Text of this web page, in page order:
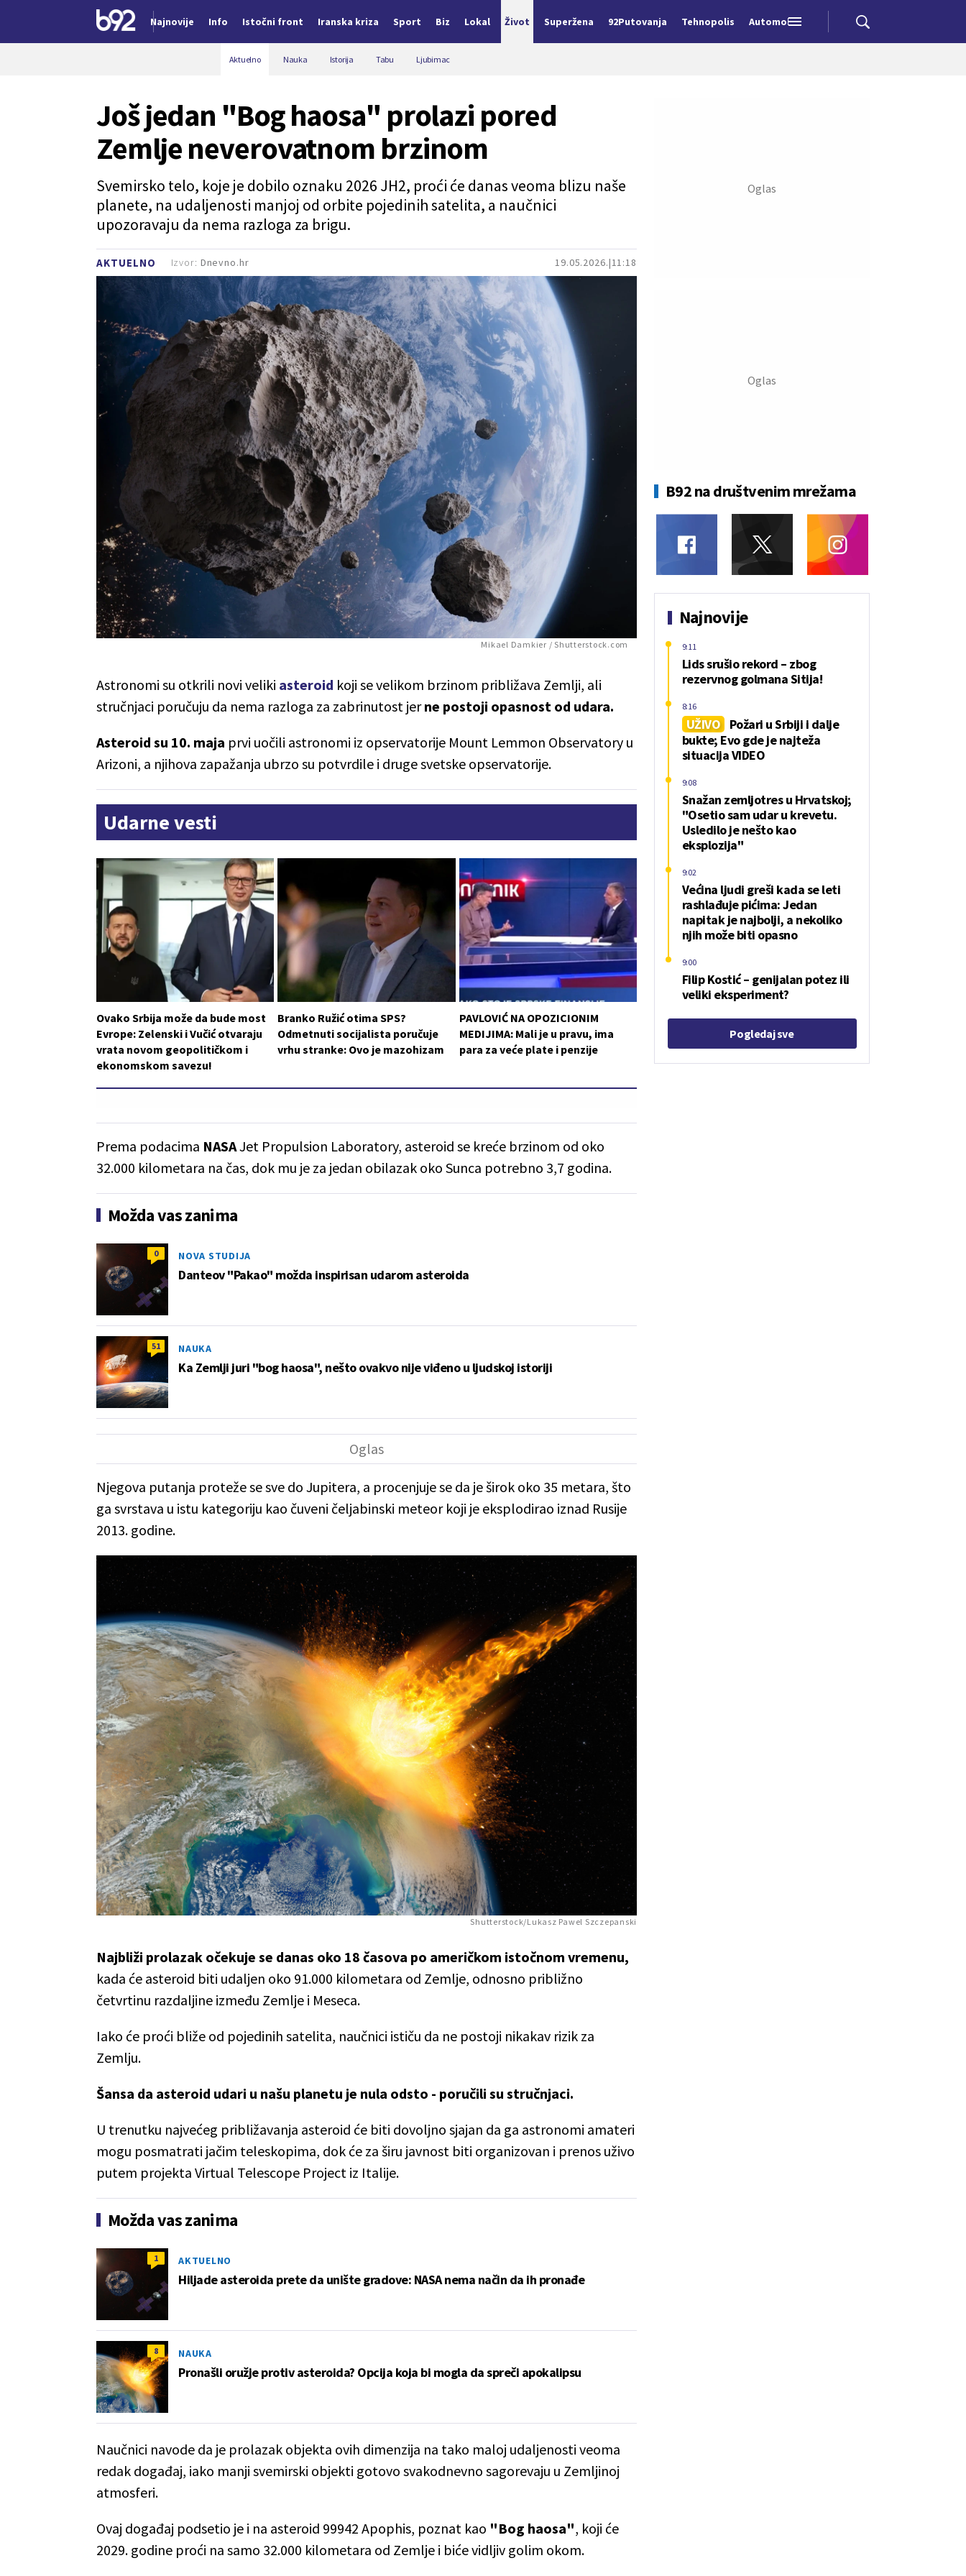
Najnovije Info Istočni front Iranska kriza Sport Biz Lokal Život Superžena 92Putovanja Tehnopolis Automobili
Aktuelno Nauka Istorija Tabu Ljubimac
AKTUELNO 19.05.2026. 11:18
Još jedan "Bog haosa" prolazi pored
Zemlje neverovatnom brzinom
Svemirsko telo, koje je dobilo oznaku 2026 JH2, proći će danas veoma blizu naše
planete, na udaljenosti manjoj od orbite pojedinih satelita, a naučnici
upozoravaju da nema razloga za brigu.
Izvor: Dnevno.hr
Mikael Damkier / Shutterstock.com
Astronomi su otkrili novi veliki asteroid koji se velikom brzinom približava Zemlji, ali
stručnjaci poručuju da nema razloga za zabrinutost jerne postoji opasnost od udara.
Asteroid su 10. maja prvi uočili astronomi iz opservatorije Mount Lemmon Observatory u
Arizoni, a njihova zapažanja ubrzo su potvrdile i druge svetske opservatorije.
Udarne vesti
Ovako Srbija može da bude most
Evrope: Zelenski i Vučić otvaraju
vrata novom geopolitičkom i
ekonomskom savezu!
Branko Ružić otima SPS?
Odmetnuti socijalista poručuje
vrhu stranke: Ovo je mazohizam
PAVLOVIĆ NA OPOZICIONIM
MEDIJIMA: Mali je u pravu, ima
para za veće plate i penzije
Prema podacima NASAJet Propulsion Laboratory, asteroid se kreće brzinom od oko
32.000 kilometara na čas, dok mu je za jedan obilazak oko Sunca potrebno 3,7 godina.
Možda vas zanima
0 NOVA STUDIJA
Danteov "Pakao" možda inspirisan udarom asteroida
51 NAUKA
Ka Zemlji juri "bog haosa", nešto ovakvo nije viđeno u ljudskoj istoriji
Njegova putanja proteže se sve do Jupitera, a procenjuje se da je širok oko 35 metara, što
ga svrstava u istu kategoriju kao čuveni čeljabinski meteor koji je eksplodirao iznad Rusije
2013. godine.
Shutterstock/Lukasz Pawel Szczepanski
Najbliži prolazak očekuje se danas oko 18 časova po američkom istočnom vremenu,
kada će asteroid biti udaljen oko 91.000 kilometara od Zemlje, odnosno približno
četvrtinu razdaljine između Zemlje i Meseca.
Iako će proći bliže od pojedinih satelita, naučnici ističu da ne postoji nikakav rizik za
Zemlju.
Šansa da asteroid udari u našu planetu je nula odsto - poručili su stručnjaci.
U trenutku najvećeg približavanja asteroid će biti dovoljno sjajan da ga astronomi amateri
mogu posmatrati jačim teleskopima, dok će za širu javnost biti organizovan i prenos uživo
putem projekta Virtual Telescope Project iz Italije.
Možda vas zanima
1 AKTUELNO
Hiljade asteroida prete da unište gradove: NASA nema način da ih pronađe
8 NAUKA
Pronašli oružje protiv asteroida? Opcija koja bi mogla da spreči apokalipsu
Naučnici navode da je prolazak objekta ovih dimenzija na tako maloj udaljenosti veoma
redak događaj, iako manji svemirski objekti gotovo svakodnevno sagorevaju u Zemljinoj
atmosferi.
Ovaj događaj podsetio je i na asteroid 99942 Apophis, poznat kao "Bog haosa", koji će
2029. godine proći na samo 32.000 kilometara od Zemlje i biće vidljiv golim okom.
B92 na društvenim mrežama
Najnovije
Lids srušio rekord – zbog
rezervnog golmana Sitija!
9:11
UŽIVO
Požari u Srbiji i dalje
bukte; Evo gde je najteža
situacija VIDEO
8:16
Snažan zemljotres u Hrvatskoj;
"Osetio sam udar u krevetu.
Usledilo je nešto kao
eksplozija"
9:08
Većina ljudi greši kada se leti
rashlađuje pićima: Jedan
napitak je najbolji, a nekoliko
njih može biti opasno
9:02
Filip Kostić – genijalan potez ili
veliki eksperiment?
9:00
Pogledaj sve